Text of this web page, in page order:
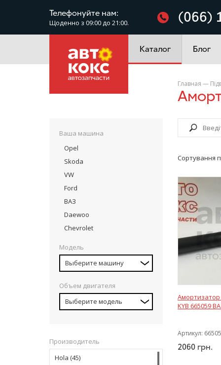
Телефонуйте нам:
Щоденно з 09:00 до 21:00. (066)
Каталог
Електроустаткування
Блог
Ваша машина
Opel
Skoda
VW
Ford
ВАЗ
Daewoo
Chevrolet
Модель
Выберите машину
Объем двигателя
Выберите модель
Производитель
Hola (45)
Главная —
Сортування
Амортизатор
KYB 665059
Артикул:
2060 грн.